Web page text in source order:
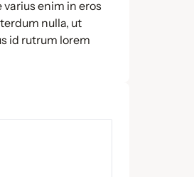
enim in eros
nulla, ut
id rutrum lorem